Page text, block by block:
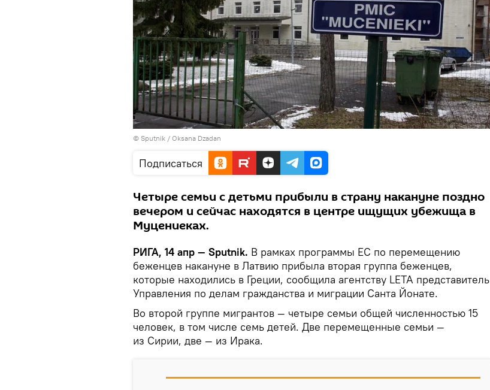
© Sputnik / Oksana Dzadan
Подписаться
Четыре семьи с детьми прибыли в страну накануне поздно
вечером и сейчас находятся в центре ищущих убежища в
Муцениеках.
РИГА, 14 апр — Sputnik. В рамках программы ЕС по перемещению
беженцев накануне в Латвию прибыла вторая группа беженцев,
которые находились в Греции, сообщила агентству LETA представитель
Управления по делам гражданства и миграции Санта Йонате.
Во второй группе мигрантов — четыре семьи общей численностью 15
человек, в том числе семь детей. Две перемещенные семьи —
из Сирии, две — из Ирака.